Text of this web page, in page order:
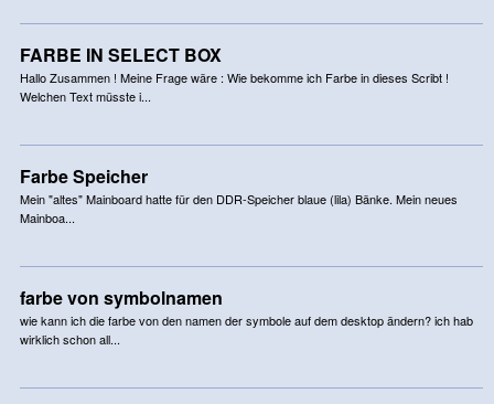
FARBE IN SELECT BOX
Hallo Zusammen ! Meine Frage wäre : Wie bekomme ich Farbe in dieses Scribt !
Welchen Text müsste i...
Farbe Speicher
Mein "altes" Mainboard hatte für den DDR-Speicher blaue (lila) Bänke. Mein neues
Mainboa...
farbe von symbolnamen
wie kann ich die farbe von den namen der symbole auf dem desktop ändern? ich hab
wirklich schon all...